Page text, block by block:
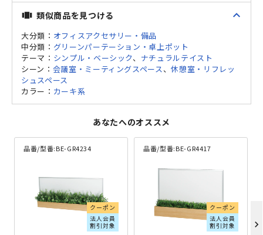
view_carousel 類似商品を見つける expand_less
大分類： オフィスアクセサリー・備品
中分類： グリーンパーテーション・卓上ポット
テーマ： シンプル・ベーシック、 ナチュラルテイスト
シーン： 会議室・ミーティングスペース 、休憩室・リフレッ
シュスペース
カラー： カーキ系
あなたへのオススメ
品番/型番:BE-GR4234
クーポン
法人会員
割引対象
品番/型番:BE-GR4417
クーポン
法人会員
割引対象
chevron_right